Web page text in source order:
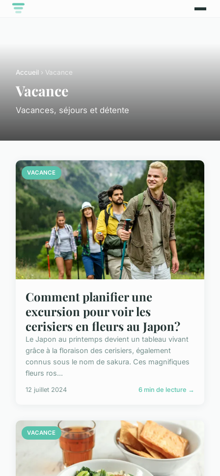
Accueil › Vacance
Vacance
Vacances, séjours et détente
VACANCE
Comment planifier une
excursion pour voir les
cerisiers en fleurs au Japon?
Le Japon au printemps devient un tableau vivant
grâce à la floraison des cerisiers, également
connus sous le nom de sakura. Ces magnifiques
fleurs ros...
12 juillet 2024 6 min de lecture →
VACANCE